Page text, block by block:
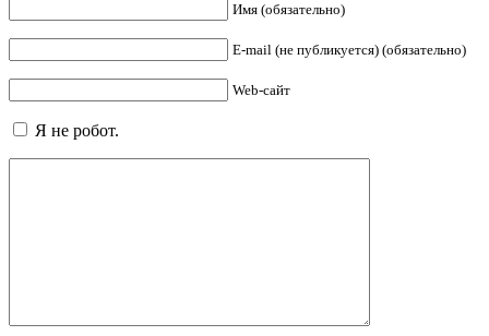
Имя (обязательно)
E-mail (не публикуется) (обязательно)
Web-сайт
Я не робот.